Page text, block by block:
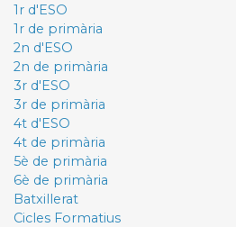
1r d'ESO
1r de primària
2n d'ESO
2n de primària
3r d'ESO
3r de primària
4t d'ESO
4t de primària
5è de primària
6è de primària
Batxillerat
Cicles Formatius